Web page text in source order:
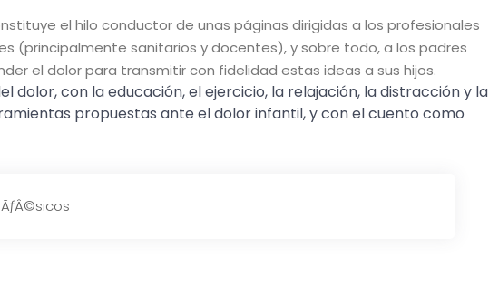
el hilo conductor de unas páginas dirigidas a los profesionales
(principalmente sanitarios y docentes), y sobre todo, a los padres
el dolor para transmitir con fidelidad estas ideas a sus hijos.
dolor, con la educación, el ejercicio, la relajación, la distracción y la
propuestas ante el dolor infantil, y con el cuento como